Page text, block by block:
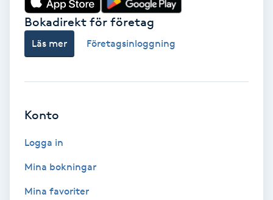
Skägg
Skäggfärgning
Skäggtrimmning
Slingor
Bokadirekt för företag
Läs mer Företagsinloggning
Konto
Logga in
Mina bokningar
Mina favoriter